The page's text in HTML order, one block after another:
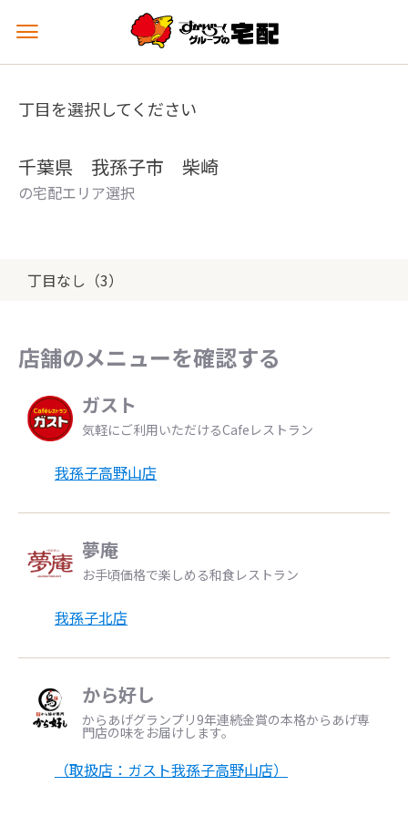
メ
ュ
を
丁目を選択してください
千葉県 我孫子市 柴崎
の宅配エリア選択
丁目なし（3）
店舗のメニューを確認する
ガスト
気軽にご利用いただけるCafeレストラン
我孫子高野山店
夢庵
お手頃価格で楽しめる和食レストラン
我孫子北店
から好し
からあげグランプリ9年連続金賞の本格からあげ専
門店の味をお届けします。
（取扱店：ガスト我孫子高野山店）